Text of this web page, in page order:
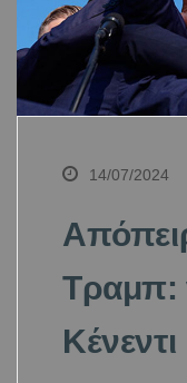
14/07/2024
Τραμπ:
Κένεντι